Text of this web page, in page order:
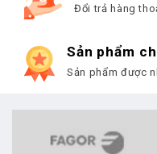
Đổi trả hàng
Sản phẩm
Sản phẩm được